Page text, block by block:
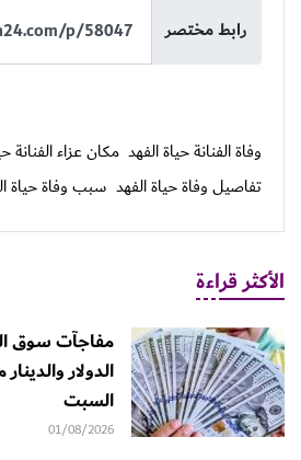
رابط مختصر
وفاة الفنانة حياة الفهد مكان عزاء الفنانة
تفاصيل وفاة حياة الفهد سبب وفاة حياة
الأكثر قراءة
مفاجآت سوق
الدولار
السبت
01/08/2026